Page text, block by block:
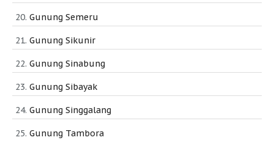
Gunung Semeru
Gunung Sikunir
Gunung Sinabung
Gunung Sibayak
Gunung Singgalang
Gunung Tambora